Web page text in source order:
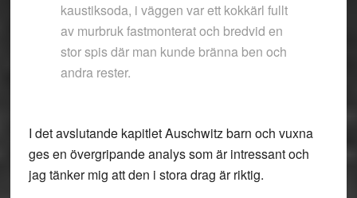
kaustiksoda, i väggen var ett kokkärl fullt
av murbruk fastmonterat och bredvid en
stor spis där man kunde bränna ben och
andra rester.
I det avslutande kapitlet Auschwitz barn och vuxna
ges en övergripande analys som är intressant och
jag tänker mig att den i stora drag är riktig.